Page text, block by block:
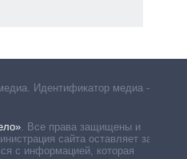
Идентификатор медиа –
. Все права защищены и
сайта оставляет за
с информацией, которая